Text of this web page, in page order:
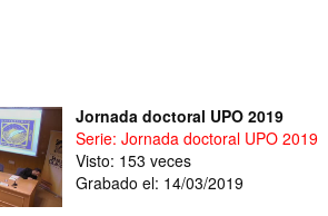
Jornada doctoral UPO 2019
Serie: Jornada doctoral UPO 2019
Visto: 153 veces
Grabado el: 14/03/2019